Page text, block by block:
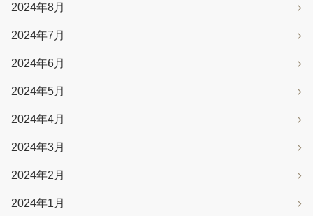
2024年8月
2024年7月
2024年6月
2024年5月
2024年4月
2024年3月
2024年2月
2024年1月